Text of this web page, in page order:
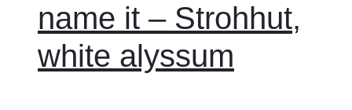
name it – Strohhut,
white alyssum